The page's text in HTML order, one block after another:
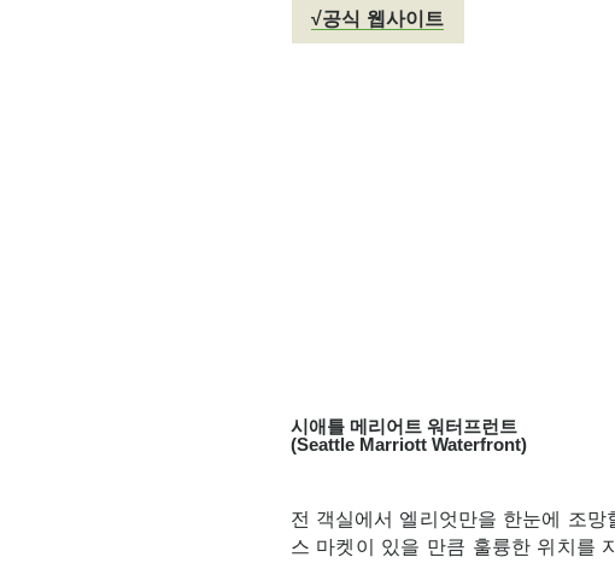
√공식 웹사이트
시애틀 메리어트 워터프런트
(Seattle Marriott Waterfront)
전 객실에서 엘리엇만을 한눈에 조망
스 마켓이 있을 만큼 훌륭한 위치를